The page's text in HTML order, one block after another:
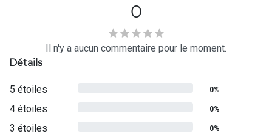
0
Il n'y a aucun commentaire pour le moment.
Détails
5 étoiles 0%
4 étoiles 0%
3 étoiles 0%